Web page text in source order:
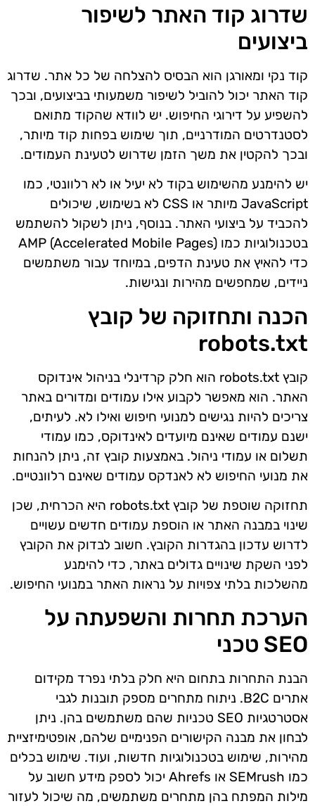
שדרוג קוד האתר לשיפור
ביצועים
קוד נקי ומאורגן הוא הבסיס להצלחה של כל אתר. שדרוג
קוד האתר יכול להוביל לשיפור משמעותי בביצועים, ובכך
להשפיע על דירוגי החיפוש. יש לוודא שהקוד מתואם
לסטנדרטים המודרניים, תוך שימוש בפחות קוד מיותר,
ובכך להקטין את משך הזמן שדרוש לטעינת העמודים.
יש להימנע מהשימוש בקוד לא יעיל או לא רלוונטי, כמו
JavaScript מיותר או CSS לא בשימוש, שיכולים
להכביד על ביצועי האתר. בנוסף, ניתן לשקול להשתמש
בטכנולוגיות כמו AMP (Accelerated Mobile Pages)
כדי להאיץ את טעינת הדפים, במיוחד עבור משתמשים
ניידים, שמחפשים מהירות ונגישות.
הכנה ותחזוקה של קובץ
robots.txt
קובץ robots.txt הוא חלק קרדינלי בניהול אינדוקס
האתר. הוא מאפשר לקבוע אילו עמודים ומדורים באתר
צריכים להיות נגישים למנועי חיפוש ואילו לא. לעיתים,
ישנם עמודים שאינם מיועדים לאינדוקס, כמו עמודי
תשלום או עמודי ניהול. באמצעות קובץ זה, ניתן להנחות
את מנועי החיפוש לא לאנדקס עמודים שאינם רלוונטיים.
תחזוקה שוטפת של קובץ robots.txt היא הכרחית, שכן
שינוי במבנה האתר או הוספת עמודים חדשים עשויים
לדרוש עדכון בהגדרות הקובץ. חשוב לבדוק את הקובץ
לפני השקת שינויים גדולים באתר, כדי להימנע
מהשלכות בלתי צפויות על נראות האתר במנועי החיפוש.
הערכת תחרות והשפעתה על
SEO טכני
הבנת התחרות בתחום היא חלק בלתי נפרד מקידום
אתרים B2C. ניתוח מתחרים מספק תובנות לגבי
אסטרטגיות SEO טכניות שהם משתמשים בהן. ניתן
לבחון את מבנה הקישורים הפנימיים שלהם, אופטימיזציית
מהירות, שימוש בטכנולוגיות חדשות, ועוד. שימוש בכלים
כמו SEMrush או Ahrefs יכול לספק מידע חשוב על
מילות המפתח בהן מתחרים משתמשים, מה שיכול לעזור